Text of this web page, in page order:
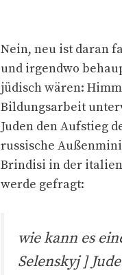
Nein, neu ist daran
und irgendwo
jüdisch wären:
Bildungsarbeit
Juden den Aufstieg
russische
Brindisi in der
werde gefragt:
wie kann es
Selenskyj ]